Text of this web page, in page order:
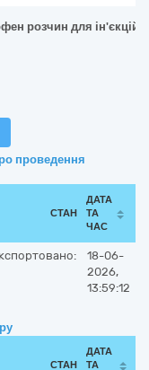
розчин для
проведення
СТАН
ДАТА
ТА
ЧАС
18-06-
2026,
13:59:12
СТАН
ДАТА
ТА